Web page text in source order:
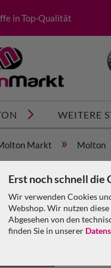
Erst noch schnell die
Wir verwenden Cookies
Webshop. Wir nutzen
Abgesehen von den
finden Sie in unserer
in Top-Qualität
WEITERE
Markt » Molton